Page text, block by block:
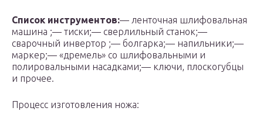
Список инструментов:— ленточная шлифовальная
машина ;— тиски;— сверлильный станок;—
сварочный инвертор ;— болгарка;— напильники;—
маркер;— «дремель» со шлифовальными и
полировальными насадками;— ключи, плоскогубцы
и прочее.
Процесс изготовления ножа: